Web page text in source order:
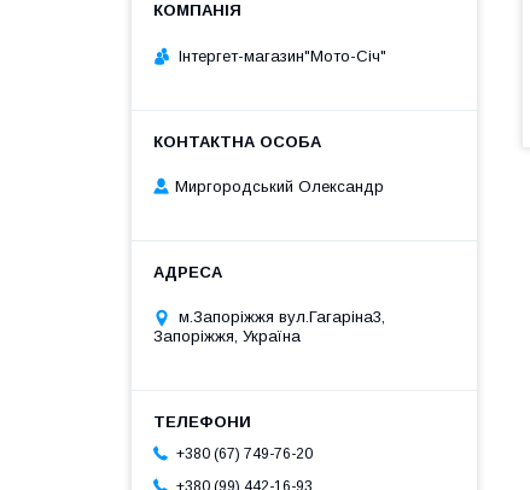
Інтергет-магазин"Мото-Січ"
Миргородський Олександр
м.Запоріжжя вул.Гагаріна3,
Запоріжжя, Україна
+380 (67) 749-76-20